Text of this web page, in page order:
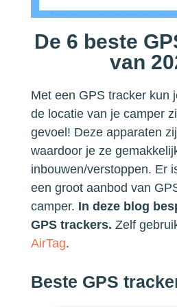
De 6 beste
van
Met een GPS tracker kun
de locatie van je camper
gevoel! Deze apparaten
waardoor je ze
inbouwen/verstoppen. Er
een groot aanbod van
camper. In deze blog
GPS trackers. Zelf
AirTag.
Beste GPS